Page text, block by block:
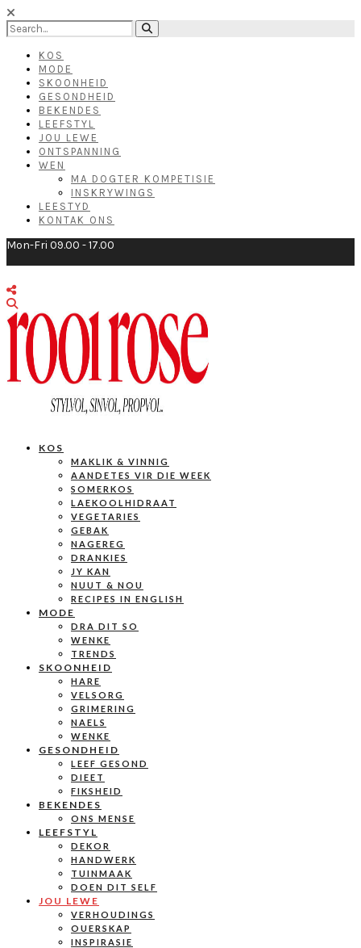
KOS
MODE
SKOONHEID
GESONDHEID
BEKENDES
LEEFSTYL
JOU LEWE
ONTSPANNING
WEN
MA DOGTER KOMPETISIE
INSKRYWINGS
LEESTYD
KONTAK ONS
Mon-Fri 09.00 - 17.00
KOS
MAKLIK & VINNIG
AANDETES VIR DIE WEEK
SOMERKOS
LAEKOOLHIDRAAT
VEGETARIES
GEBAK
NAGEREG
DRANKIES
JY KAN
NUUT & NOU
RECIPES IN ENGLISH
MODE
DRA DIT SO
WENKE
TRENDS
SKOONHEID
HARE
VELSORG
GRIMERING
NAELS
WENKE
GESONDHEID
LEEF GESOND
DIEET
FIKSHEID
BEKENDES
ONS MENSE
LEEFSTYL
DEKOR
HANDWERK
TUINMAAK
DOEN DIT SELF
JOU LEWE
VERHOUDINGS
OUERSKAP
INSPIRASIE